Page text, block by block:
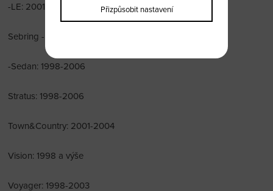
-LE: 2001-2005
Sebring - Convert: 2001-2006
-Sedan: 1998-2006
Stratus: 1998-2006
Town&Country: 2001-2004
Vision: 1998 a výše
Voyager: 1998-2003
Přizpůsobit nastavení